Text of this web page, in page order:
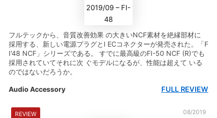
フルテックから、音質改善効果 の大きいNCF素材を絶縁部材に
採用する、新しい電源プラグとI ECコネクターが発売された。「F
I'48 NCF」シリーズである。 すでに最高級のFI-50 NCF (R)でも
採用されていてそれに次 ぐモデルになるが、性能は超えて いる
のではないだろうか。
Audio Accessory FULL REVIEW
REVIEW 08/2019